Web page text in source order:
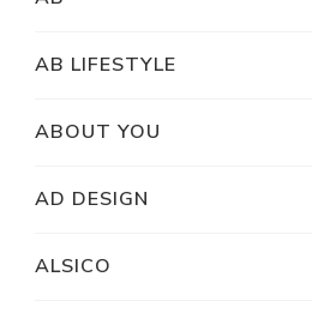
AB LIFESTYLE
ABOUT YOU
AD DESIGN
ALSICO